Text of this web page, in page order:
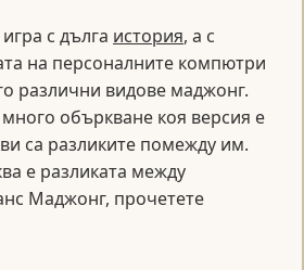
с дълга история, а с
на персоналните компютри
различни видове маджонг.
объркване коя версия е
са разликите помежду им.
е разликата между
Маджонг, прочетете